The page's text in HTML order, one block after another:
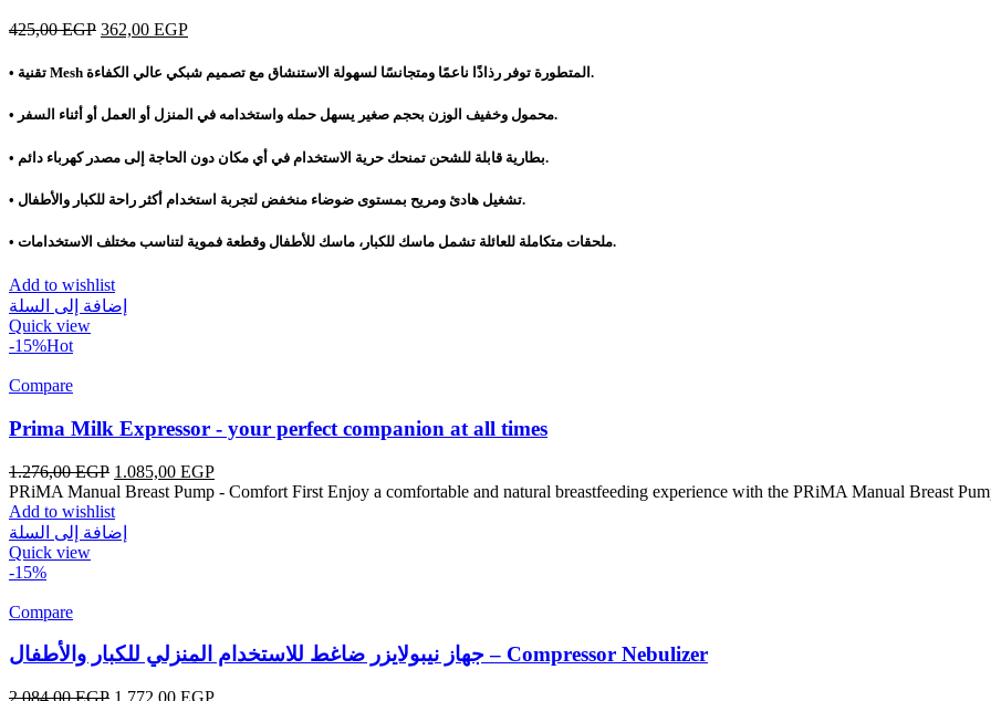
425,00EGP 362,00 EGP
• تقنية Mesh المتطورة توفر رذاذًا ناعمًا ومتجانسًا لسهولة الاستنشاق مع تصميم شبكي عالي الكفاءة.
• محمول وخفيف الوزنبحجم صغير يسهل حمله واستخدامه في المنزل أو العمل أو أثناء السفر.
• بطارية قابلة للشحنتمنحك حرية الاستخدام في أي مكان دون الحاجة إلى مصدر كهرباء دائم.
• تشغيل هادئ ومريحبمستوى ضوضاء منخفض لتجربة استخدام أكثر راحة للكبار والأطفال.
• ملحقات متكاملة للعائلةتشمل ماسك للكبار، ماسك للأطفال وقطعة فموية لتناسب مختلف الاستخدامات.
Add to wishlist
إضافة إلى السلة
Quick view
-15%Hot
Compare
Prima Milk Expressor - your perfect companion at all times
1.276,00EGP 1.085,00 EGP
PRiMA Manual Breast Pump - Comfort First Enjoy a comfortable and natural breastfeeding experience with the PRiMA Manual Breast
Add to wishlist
إضافة إلى السلة
Quick view
-15%
Compare
جهاز نيبولايزر ضاغط للاستخدام المنزلي للكبار والأطفال – Compressor Nebulizer
2.084,00EGP 1.772,00 EGP